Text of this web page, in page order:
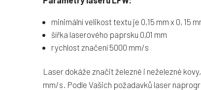
minimální velikost textu je 0,15 mm x 0, 15
šířka laserového paprsku 0,01 mm
rychlost značení 5000 mm/s
Laser dokáže značit železné i neželezné
mm/s. Podle Vašich požadavků laser